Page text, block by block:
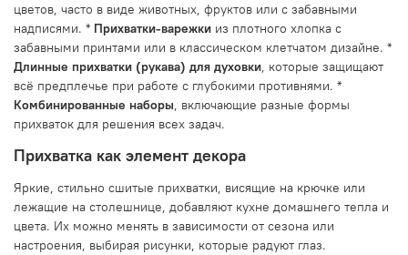
цветов, часто в виде животных, фруктов или с забавными
надписями. * Прихватки-варежки из плотного хлопка с
забавными принтами или в классическом клетчатом дизайне. *
Длинные прихватки (рукава) для духовки, которые защищают
всё предплечье при работе с глубокими противнями. *
Комбинированные наборы, включающие разные формы
прихваток для решения всех задач.
Прихватка как элемент декора
Яркие, стильно сшитые прихватки, висящие на крючке или
лежащие на столешнице, добавляют кухне домашнего тепла и
цвета. Их можно менять в зависимости от сезона или
настроения, выбирая рисунки, которые радуют глаз.